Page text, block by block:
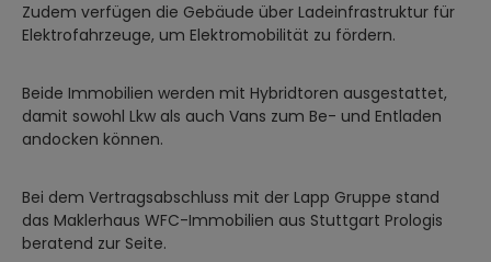
Zudem verfügen die Gebäude über Ladeinfrastruktur für
Elektrofahrzeuge, um Elektromobilität zu fördern.
Beide Immobilien werden mit Hybridtoren ausgestattet,
damit sowohl Lkw als auch Vans zum Be- und Entladen
andocken können.
Bei dem Vertragsabschluss mit der Lapp Gruppe stand
das Maklerhaus WFC-Immobilien aus Stuttgart Prologis
beratend zur Seite.